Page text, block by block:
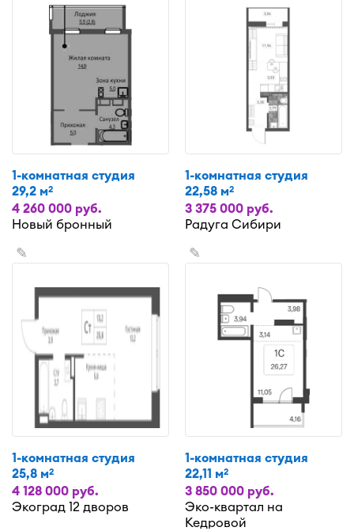
1-комнатная студия
29,2 м2
4 260 000 руб.
Новый бронный
1-комнатная студия
22,58 м2
3 375 000 руб.
Радуга Сибири
✎
1-комнатная студия
25,8 м2
4 128 000 руб.
Экоград 12 дворов
✎
1-комнатная студия
22,11 м2
3 850 000 руб.
Эко-квартал на
Кедровой